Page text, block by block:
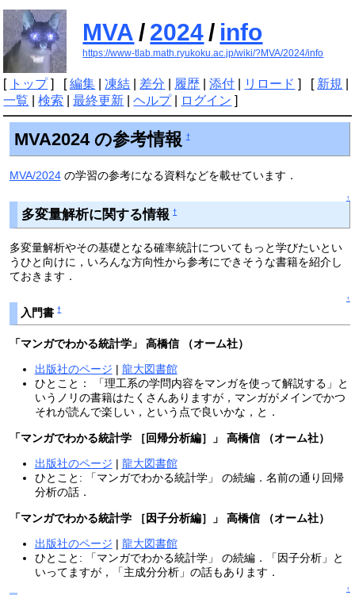
MVA / 2024/ info
https://www-tlab.math.ryukoku.ac.jp/wiki/?MVA/2024/info
[ トップ] [編集 |凍結 差分 履歴 |添付 リロード ] [ 新規
一覧 |検索 |最終更新 |ヘルプ| ログイン ]
MVA2024 の参考情報 †
MVA/2024の学習の参考になる資料などを載せています．
↑
多変量解析に関する情報 †
多変量解析やその基礎となる確率統計についてもっと学びたいとい
うひと向けに，いろんな方向性から参考にできそうな書籍を紹介し
ておきます．
↑
入門書 †
「マンガでわかる統計学」 高橋信 （オーム社）
出版社のページ | 龍大図書館
ひとこと： 「理工系の学問内容をマンガを使って解説する」と
いうノリの書籍はたくさんありますが，マンガがメインでかつ
それが読んで楽しい，という点で良いかな，と．
「マンガでわかる統計学 ［回帰分析編］」 高橋信 （オーム社）
出版社のページ | 龍大図書館
ひとこと: 「マンガでわかる統計学」 の続編．名前の通り回帰
分析の話．
「マンガでわかる統計学 ［因子分析編］」 高橋信 （オーム社）
出版社のページ | 龍大図書館
ひとこと: 「マンガでわかる統計学」 の続編．「因子分析」と
いってますが，「主成分分析」の話もあります．
↑